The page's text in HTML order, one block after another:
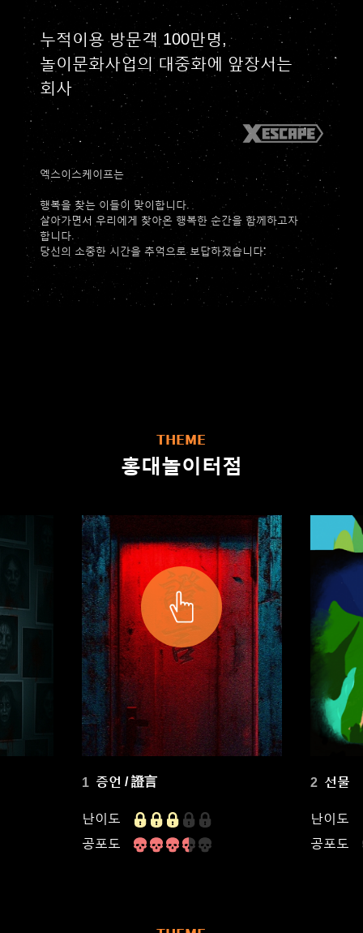
누적이용 방문객 100만명,
놀이문화사업의 대중화에 앞장서는
회사
엑스이스케이프는
행복을 찾는 이들이 맞이합니다.
살아가면서 우리에게 찾아온 행복한 순간을 함께하고자
합니다.
당신의 소중한 시간을 추억으로 보답하겠습니다.
THEME
홍대놀이터점
1 증언 / 證言
난이도
공포도
2 선물
난이도
공포도